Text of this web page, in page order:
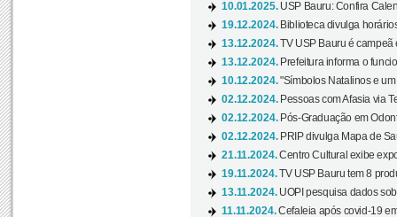
10.01.2025. USP Bauru: Confira
19.12.2024. Biblioteca divulga
13.12.2024.TV USP Bauru é campeã
13.12.2024. Prefeitura informa o
10.12.2024."Símbolos Natalinos e
02.12.2024. Pessoas com Afasia via
02.12.2024. Pós-Graduação em
02.12.2024. PRIP divulga Mapa de
21.11.2024.Centro Cultural exibe
19.11.2024.TV USP Bauru tem 8
13.11.2024. UOPI pesquisa dados
11.11.2024.Cefaleia após covid-19